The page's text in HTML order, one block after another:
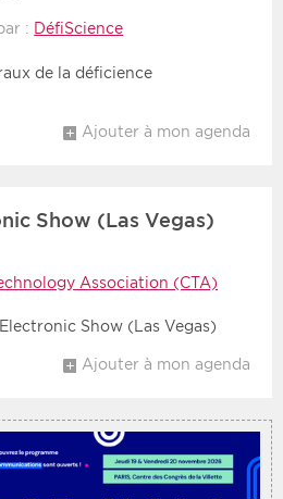
Les deux
Choisir une zone
Inversé
: DéfiScience
de la déficience
Ajouter à mon agenda
Show (Las Vegas)
Association (CTA)
Show (Las Vegas)
Ajouter à mon agenda